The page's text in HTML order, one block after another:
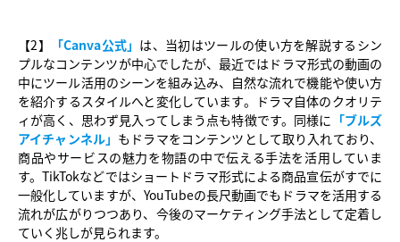
【2】 「Canva公式」 は、当初はツールの使い方を解説するシン
プルなコンテンツが中心でしたが、最近ではドラマ形式の動画の
中にツール活用のシーンを組み込み、自然な流れで機能や使い方
を紹介するスタイルへと変化しています。ドラマ自体のクオリテ
ィが高く、思わず見入ってしまう点も特徴です。同様に 「ブルズ
アイチャンネル」 もドラマをコンテンツとして取り入れており、
商品やサービスの魅力を物語の中で伝える手法を活用していま
す。TikTokなどではショートドラマ形式による商品宣伝がすでに
一般化していますが、YouTubeの長尺動画でもドラマを活用する
流れが広がりつつあり、今後のマーケティング手法として定着し
ていく兆しが見られます。